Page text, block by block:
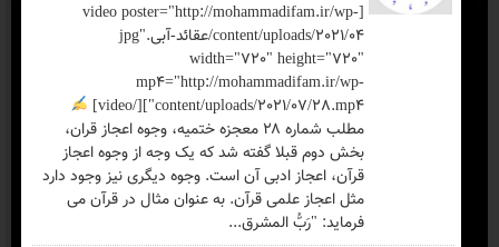
[video poster="http://mohammadifam.ir/wp-
content/uploads/2021/04/عقائد-آبی.jpg"
width="720" height="720"
mp4="http://mohammadifam.ir/wp-
content/uploads/2021/07/28.mp4"][/video]
مطلب شماره ۲۸ معجزه ختمیه، وجوه اعجاز قران،
بخش دوم قبلا گفته شد که یک وجه از وجوه اعجاز
قرآن، اعجاز ادبی آن است. وجوه دیگری نیز وجود دارد
مثل اعجاز علمی قرآن. به عنوان مثال در قرآن می
فرماید: "رَبُّ المشرق...